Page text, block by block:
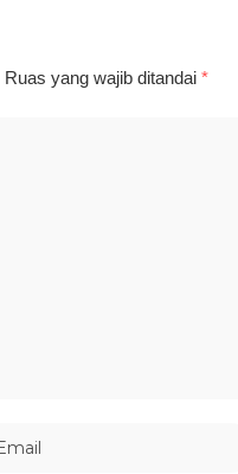
Ruas yang wajib ditandai *